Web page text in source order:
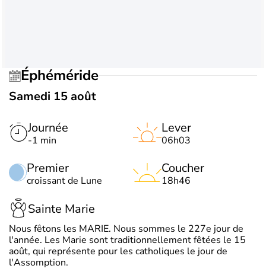
Éphéméride
Samedi 15 août
Journée
-1 min
Premier
croissant de Lune
Lever
06h03
Coucher
18h46
Sainte Marie
Nous fêtons les MARIE. Nous sommes le 227e jour de
l'année. Les Marie sont traditionnellement fêtées le 15
août, qui représente pour les catholiques le jour de
l'Assomption.